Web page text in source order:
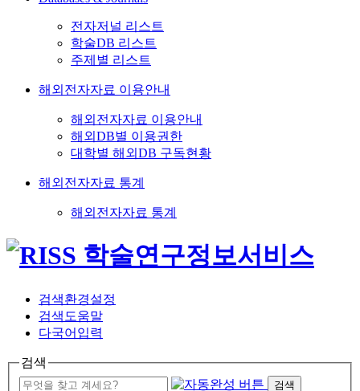
전자저널 리스트
학술DB 리스트
주제별 리스트
해외전자자료 이용안내
해외전자자료 이용안내
해외DB별 이용권한
대학별 해외DB 구독현황
해외전자자료 통계
해외전자자료 통계
검색환경설정
검색도움말
다국어입력
검색
검색